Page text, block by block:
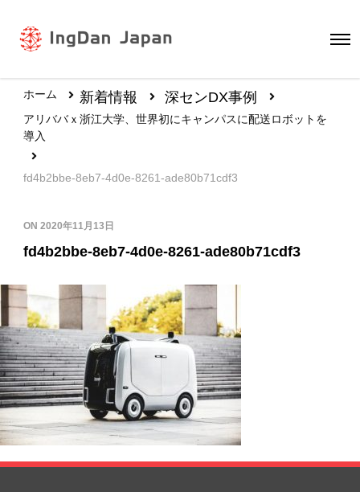
ホーム 新着情報 深センDX事例
アリババｘ浙江大学、世界初にキャンパスに配送ロボットを
導入
fd4b2bbe-8eb7-4d0e-8261-ade80b71cdf3
ON 2020年11月13日
fd4b2bbe-8eb7-4d0e-8261-ade80b71cdf3